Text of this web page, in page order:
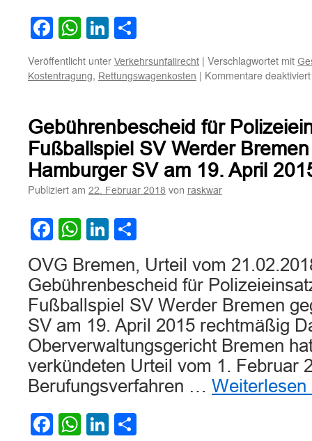
Facebook
WhatsApp
LinkedIn
Veröffentlicht unter Verkehrsunfallrecht | Verschlagwortet mit
Kostentragung, Rettungswagenkosten | Kommentare deaktiviert
Gebührenbescheid für
Fußballspiel SV Werder
Hamburger SV am 19. April
Publiziert am 22. Februar 2018 von raskwar
Facebook
WhatsApp
LinkedIn
OVG Bremen, Urteil vom
Gebührenbescheid für
Fußballspiel SV Werder Bremen
SV am 19. April 2015 rechtmäßig
Oberverwaltungsgericht Bremen
verkündeten Urteil vom 1. Februar
Berufungsverfahren … Weiterlesen
Facebook
WhatsApp
LinkedIn